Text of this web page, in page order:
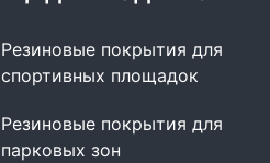
Резиновые покрытия для
спортивных площадок
Резиновые покрытия для
парковых зон